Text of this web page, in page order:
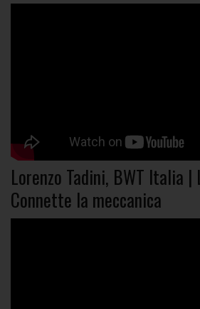
Lorenzo Tadini, BWT Italia |
Connette la meccanica